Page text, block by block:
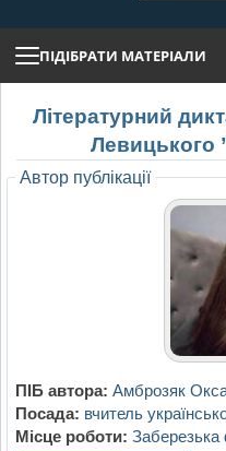
ПІДІБРАТИ МАТЕРІАЛИ
Літературний
Левицького
Автор публікації
ПІБ автора: Амброзяк
Посада: вчитель
Місце роботи: Заберезька